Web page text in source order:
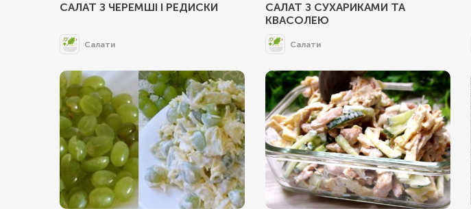
САЛАТ З ЧЕРЕМШІ І РЕДИСКИ
Салати
САЛАТ З СУХАРИКАМИ ТА
КВАСОЛЕЮ
Салати